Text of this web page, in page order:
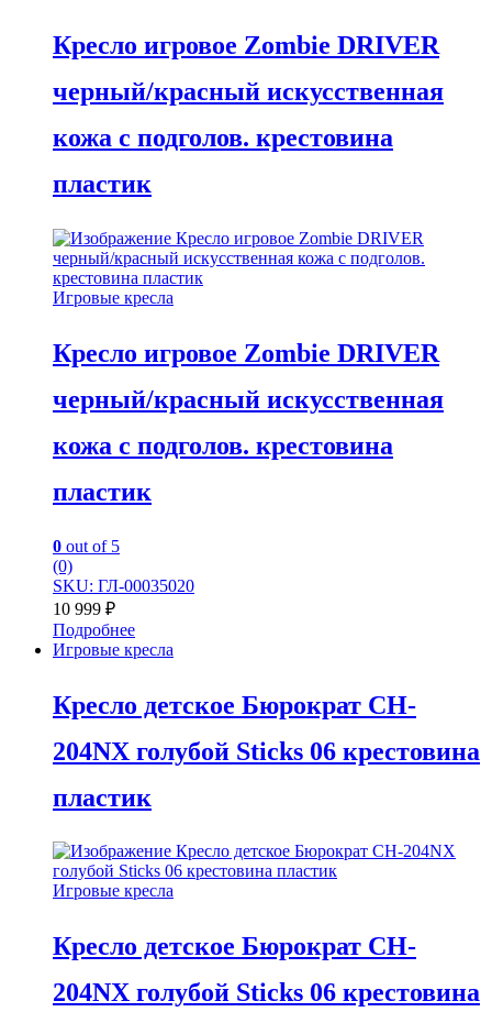
Кресло игровое Zombie DRIVER
черный/красный искусственная
кожа с подголов. крестовина
пластик
Игровые кресла
Кресло игровое Zombie DRIVER
черный/красный искусственная
кожа с подголов. крестовина
пластик
0 out of 5
(0)
SKU: ГЛ-00035020
10 999 ₽
Подробнее
Игровые кресла
Кресло детское Бюрократ CH-
204NX голубой Sticks 06 крестовина
пластик
Игровые кресла
Кресло детское Бюрократ CH-
204NX голубой Sticks 06 крестовина